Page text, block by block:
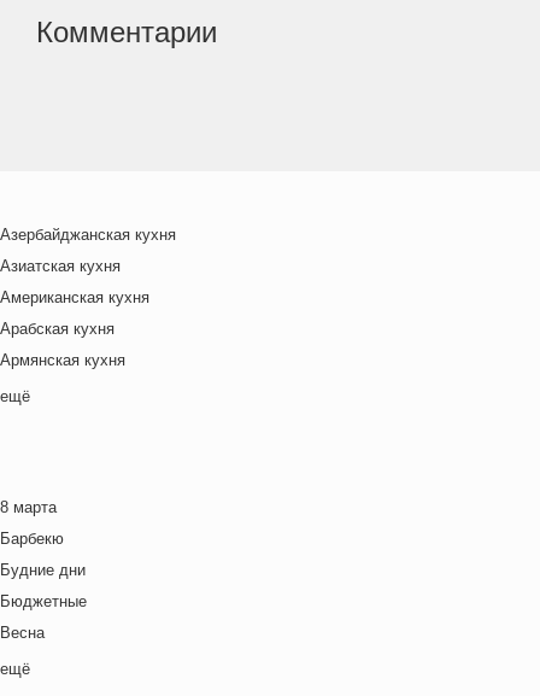
Комментарии
Азербайджанская кухня
Азиатская кухня
Американская кухня
Арабская кухня
Армянская кухня
Белорусская
Венгерская кухня
Греческая кухня
Грузинская кухня
Еврейская кухня
Европейская кухня
Индийская кухня
ещё
8 марта
Барбекю
Будние дни
Бюджетные
Весна
Выходные дни
ещё